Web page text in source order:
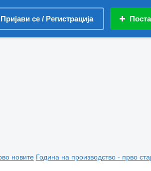
Пријави се / Регистрација
новите Година на производство - прво